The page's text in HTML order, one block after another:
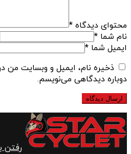
محتوای دیدگاه *
نام شما *
ایمیل شما *
ذخیره نام، ایمیل و وبسایت من
دوباره دیدگاهی می‌نویسم.
رفتن